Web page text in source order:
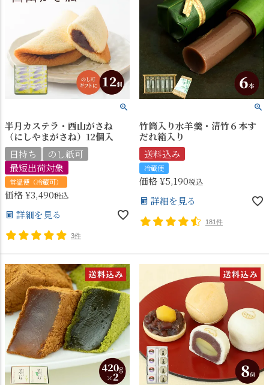
半月カステラ・西山がさね
（にしやまがさね）12個入
日持ち
のし紙可
最短出荷対象
常温便（冷蔵可）
価格¥3,490税込
詳細を見る
3件
竹筒入り水羊羹・清竹６本す
だれ箱入り
送料込み
冷蔵便
価格¥5,190税込
詳細を見る
181件